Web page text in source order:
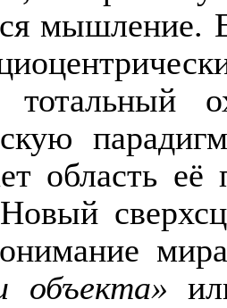
мышление.
тотальный
область
объекта»